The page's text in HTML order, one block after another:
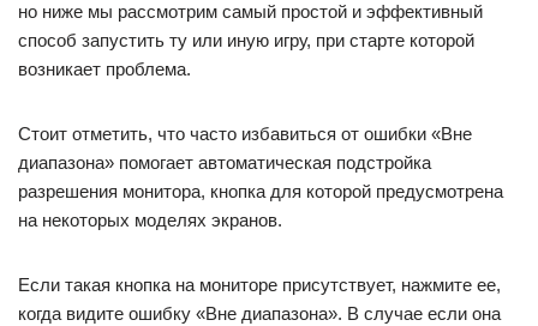
но ниже мы рассмотрим самый простой и эффективный
способ запустить ту или иную игру, при старте которой
возникает проблема.
Стоит отметить, что часто избавиться от ошибки «Вне
диапазона» помогает автоматическая подстройка
разрешения монитора, кнопка для которой предусмотрена
на некоторых моделях экранов.
Если такая кнопка на мониторе присутствует, нажмите ее,
когда видите ошибку «Вне диапазона». В случае если она